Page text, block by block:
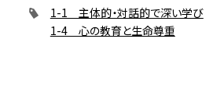
1-1 主体的・対話的で深い学び
1-4 心の教育と生命尊重